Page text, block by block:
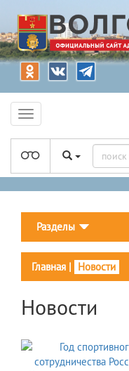
Разделы
Главная | Новости
Новости